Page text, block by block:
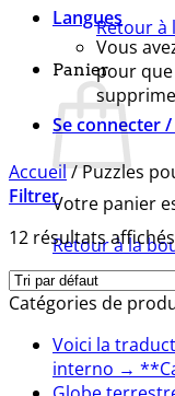
Retour à
Panier
Votre panier
Retour à la
Langues
Vous
pour
Se connecter /
Accueil/Puzzles
Filtrer
12 résultats affichés
Catégories de
Voici la
interno →